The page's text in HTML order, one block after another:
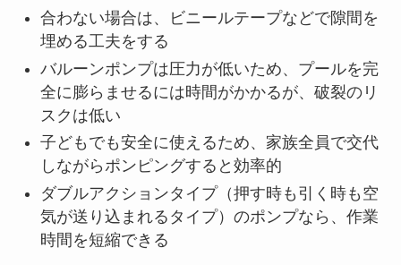
合わない場合は、ビニールテープなどで隙間を
埋める工夫をする
バルーンポンプは圧力が低いため、プールを完
全に膨らませるには時間がかかるが、破裂のリ
スクは低い
子どもでも安全に使えるため、家族全員で交代
しながらポンピングすると効率的
ダブルアクションタイプ（押す時も引く時も空
気が送り込まれるタイプ）のポンプなら、作業
時間を短縮できる